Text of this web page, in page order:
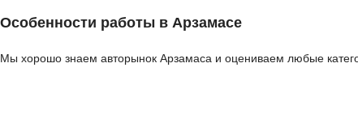
Особенности работы в Арзамасе
Мы хорошо знаем авторынок Арзамаса и оцениваем любые